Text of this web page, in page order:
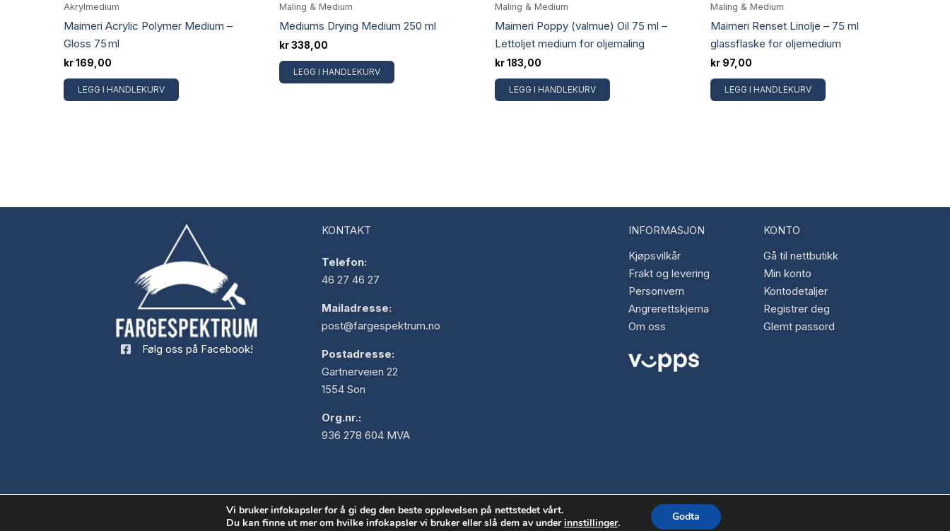
Akrylmedium
Maimeri Acrylic Polymer Medium –
Gloss 75 ml
kr169,00
LEGG I HANDLEKURV
Maling & Medium
Mediums Drying Medium 250 ml
kr338,00
LEGG I HANDLEKURV
Maling & Medium
Maimeri Poppy (valmue) Oil 75 ml –
Lettoljet medium for oljemaling
kr183,00
LEGG I HANDLEKURV
Maling & Medium
Maimeri Renset Linolje – 75 ml
glassflaske for oljemedium
kr 97,00
LEGG I HANDLEKURV
Følg oss på Facebook!
KONTAKT
Telefon:
46 27 46 27
Mailadresse:
post@fargespektrum.no
Postadresse:
Gartnerveien 22
1554 Son
Org.nr.:
936 278 604 MVA
INFORMASJON
Kjøpsvilkår
Frakt og levering
Personvern
Angrerettskjema
Om oss
KONTO
Gå til nettbutikk
Min konto
Kontodetaljer
Registrer deg
Glemt passord
Opphavsrett © 2026 Fargespektrum AS
Vi bruker infokapsler for å gi deg den beste opplevelsen på nettstedet vårt.
Du kan finne ut mer om hvilke infokapsler vi bruker eller slå dem av underinnstillinger. Godta